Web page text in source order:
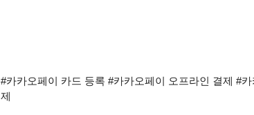
#카카오페이 카드 등록 #카카오페이 오프라인 결제 #
제